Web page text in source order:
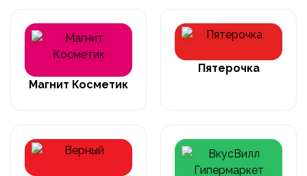
Магнит Косметик
Пятерочка